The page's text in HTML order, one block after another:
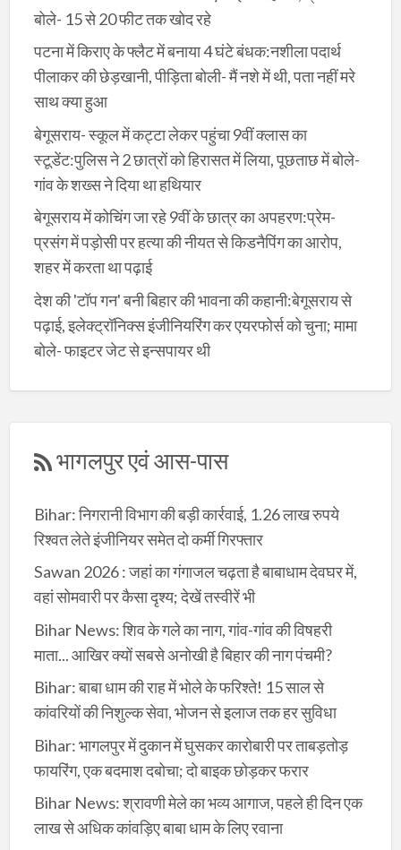
बोले- 15 से 20 फीट तक खोद रहे
पटना में किराए के फ्लैट में बनाया 4 घंटे बंधक:नशीला पदार्थ
पीलाकर की छेड़खानी, पीड़िता बोली- मैं नशे में थी, पता नहीं मरे
साथ क्या हुआ
बेगूसराय- स्कूल में कट्टा लेकर पहुंचा 9वीं क्लास का
स्टूडेंट:पुलिस ने 2 छात्रों को हिरासत में लिया, पूछताछ में बोले-
गांव के शख्स ने दिया था हथियार
बेगूसराय में कोचिंग जा रहे 9वीं के छात्र का अपहरण:प्रेम-
प्रसंग में पड़ोसी पर हत्या की नीयत से किडनैपिंग का आरोप,
शहर में करता था पढ़ाई
देश की 'टॉप गन' बनी बिहार की भावना की कहानी:बेगूसराय से
पढ़ाई, इलेक्ट्रॉनिक्स इंजीनियरिंग कर एयरफोर्स को चुना; मामा
बोले- फाइटर जेट से इन्सपायर थी
भागलपुर एवं आस-पास
Bihar: निगरानी विभाग की बड़ी कार्रवाई, 1.26 लाख रुपये
रिश्वत लेते इंजीनियर समेत दो कर्मी गिरफ्तार
Sawan 2026 : जहां का गंगाजल चढ़ता है बाबाधाम देवघर में,
वहां सोमवारी पर कैसा दृश्य; देखें तस्वीरें भी
Bihar News: शिव के गले का नाग, गांव-गांव की विषहरी
माता... आखिर क्यों सबसे अनोखी है बिहार की नाग पंचमी?
Bihar: बाबा धाम की राह में भोले के फरिश्ते! 15 साल से
कांवरियों की निशुल्क सेवा, भोजन से इलाज तक हर सुविधा
Bihar: भागलपुर में दुकान में घुसकर कारोबारी पर ताबड़तोड़
फायरिंग, एक बदमाश दबोचा; दो बाइक छोड़कर फरार
Bihar News: श्रावणी मेले का भव्य आगाज, पहले ही दिन एक
लाख से अधिक कांवड़िए बाबा धाम के लिए रवाना